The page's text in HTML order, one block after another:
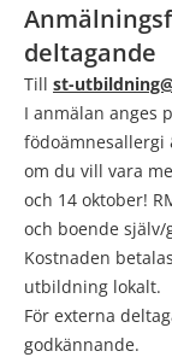
deltagande
Till st-
I anmälan anges
födoämnesallergi
om du vill vara
och 14 oktober!
och boende
Kostnaden
utbildning lokalt.
För externa
godkännande.